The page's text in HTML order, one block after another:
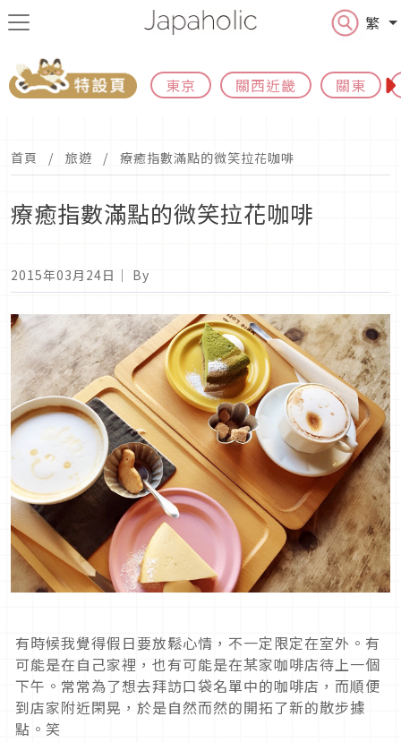
繁
東京 關西近畿 關東
首頁 旅遊 療癒指數滿點的微笑拉花咖啡
療癒指數滿點的微笑拉花咖啡
2015年03月24日 ｜ By
有時候我覺得假日要放鬆心情，不一定限定在室外。有
可能是在自己家裡，也有可能是在某家咖啡店待上一個
下午。常常為了想去拜訪口袋名單中的咖啡店，而順便
到店家附近閑晃，於是自然而然的開拓了新的散步據
點。笑